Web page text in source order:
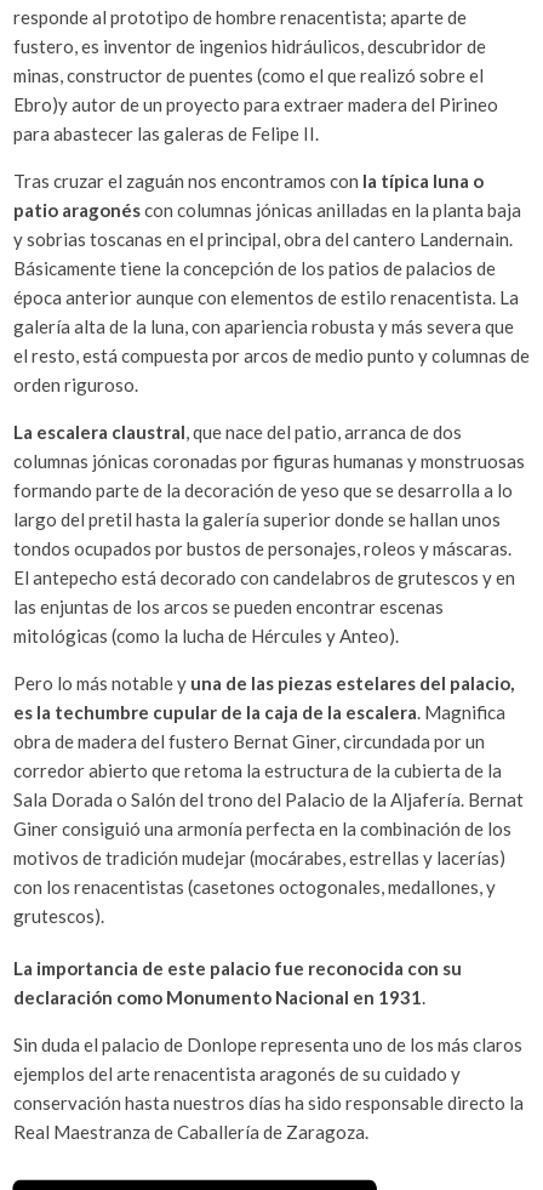
responde al prototipo de hombre renacentista; aparte de
fustero, es inventor de ingenios hidráulicos, descubridor de
minas, constructor de puentes (como el que realizó sobre el
Ebro)y autor de un proyecto para extraer madera del Pirineo
para abastecer las galeras de Felipe II.
Tras cruzar el zaguán nos encontramos con la típica luna o
patio aragonéscon columnas jónicas anilladas en la planta baja
y sobrias toscanas en el principal, obra del cantero Landernain.
Básicamente tiene la concepción de los patios de palacios de
época anterior aunque con elementos de estilo renacentista. La
galería alta de la luna, con apariencia robusta y más severa que
el resto, está compuesta por arcos de medio punto y columnas de
orden riguroso.
La escalera claustral , que nace del patio, arranca de dos
columnas jónicas coronadas por figuras humanas y monstruosas
formando parte de la decoración de yeso que se desarrolla a lo
largo del pretil hasta la galería superior donde se hallan unos
tondos ocupados por bustos de personajes, roleos y máscaras.
El antepecho está decorado con candelabros de grutescos y en
las enjuntas de los arcos se pueden encontrar escenas
mitológicas (como la lucha de Hércules y Anteo).
Pero lo más notable y una de las piezas estelares del palacio,
es la techumbre cupular de la caja de la escalera . Magnifica
obra de madera del fustero Bernat Giner, circundada por un
corredor abierto que retoma la estructura de la cubierta de la
Sala Dorada o Salón del trono del Palacio de la Aljafería. Bernat
Giner consiguió una armonía perfecta en la combinación de los
motivos de tradición mudejar (mocárabes, estrellas y lacerías)
con los renacentistas (casetones octogonales, medallones, y
grutescos).
La importancia de este palacio fue reconocida con su
declaración como Monumento Nacional en 1931
Sin duda el palacio de Donlope representa uno de los más claros
ejemplos del arte renacentista aragonés de su cuidado y
conservación hasta nuestros días ha sido responsable directo la
Real Maestranza de Caballería de Zaragoza.